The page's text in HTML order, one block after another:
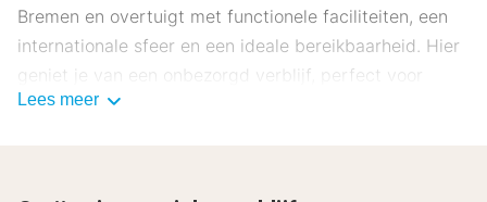
Bremen en overtuigt met functionele faciliteiten, een
internationale sfeer en een ideale bereikbaarheid. Hier
geniet je van een onbezorgd verblijf, perfect voor
stedentrippers, families, groepen of zakenreizigers die
Lees meer